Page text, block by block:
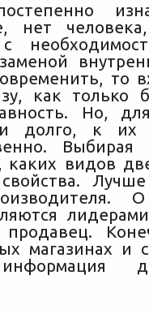
нет
то
как только
Но,
долго, к их
каких видов
продавец.
магазинах и